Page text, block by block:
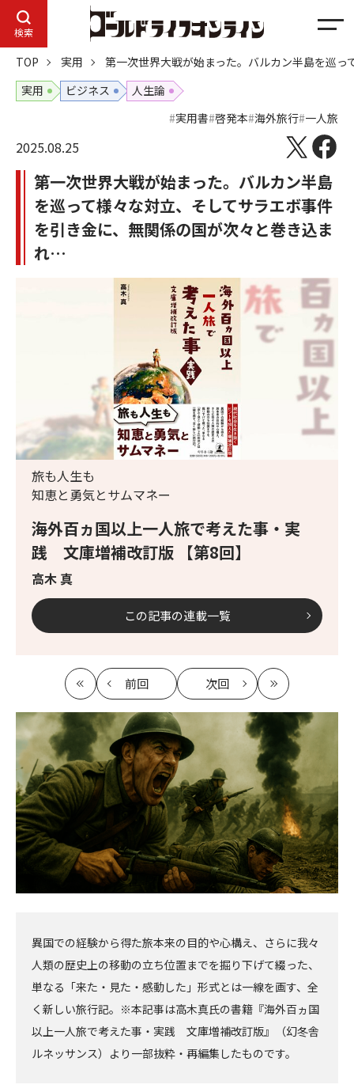
検索
メ
ニ
ュ
TOP 実用
第一次世界大戦が始まった。バルカン半島を巡
実用
ビジネス
人生論
実用書 啓発本 海外旅行 一人旅
2025.08.25
第一次世界大戦が始まった。バルカン半島
を巡って様々な対立、そしてサラエボ事件
を引き金に、無関係の国が次々と巻き込ま
れ…
海外百ヵ国以上一人旅で考えた事・実
践 文庫増補改訂版 【第8回】
高木 真
旅も人生も
知恵と勇気とサムマネー
この記事の連載一覧
最
初
前回
記
事
へ
次回
記
最
新
異国での経験から得た旅本来の目的や心構え、さらに我々
人類の歴史上の移動の立ち位置までを掘り下げて綴った、
単なる「来た・見た・感動した」形式とは一線を画す、全
く新しい旅行記。※本記事は高木真氏の書籍『海外百ヵ国
以上一人旅で考えた事・実践 文庫増補改訂版』（幻冬舎
ルネッサンス）より一部抜粋・再編集したものです。